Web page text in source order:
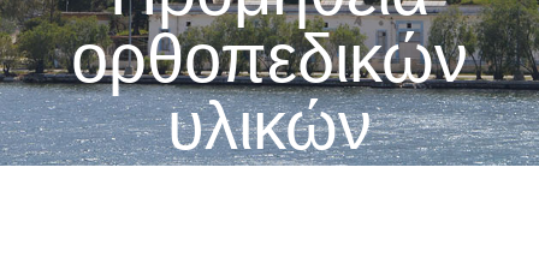
ορθοπεδικών
υλικών